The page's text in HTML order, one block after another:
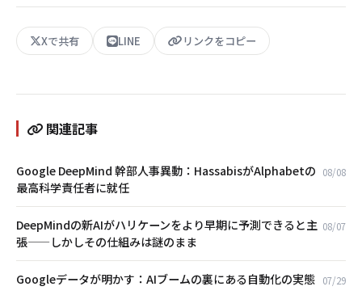
Xで共有 LINE リンクをコピー
関連記事
Google DeepMind 幹部人事異動：HassabisがAlphabetの
最高科学責任者に就任
08/08
DeepMindの新AIがハリケーンをより早期に予測できると主
張——しかしその仕組みは謎のまま
08/07
Googleデータが明かす：AIブームの裏にある自動化の実態 07/29